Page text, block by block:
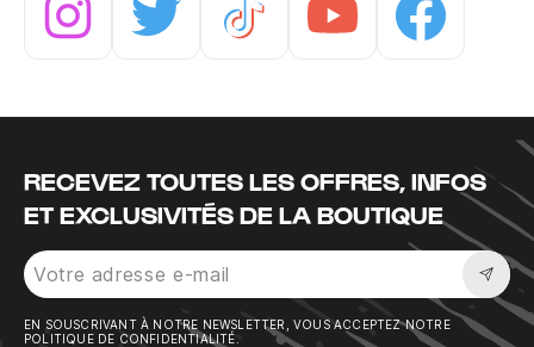
RECEVEZ TOUTES LES OFFRES, INFOS
ET EXCLUSIVITÉS DE LA BOUTIQUE
EN SOUSCRIVANT À NOTRE NEWSLETTER, VOUS ACCEPTEZ NOTRE
POLITIQUE DE CONFIDENTIALITÉ.